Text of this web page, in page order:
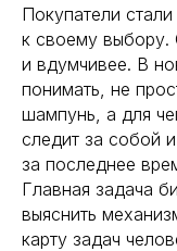
Покупатели
к своему выбору.
и вдумчивее. В
понимать, не
шампунь, а для
следит за собой
за последнее
Главная задача
выяснить
карту задач